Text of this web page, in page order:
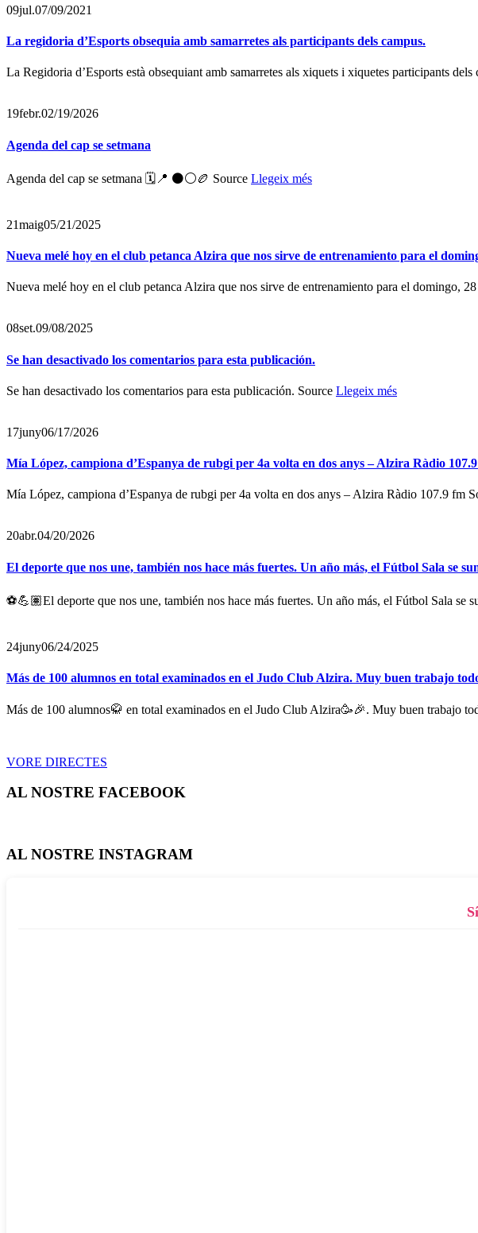
09jul.07/09/2021
La regidoria d’Esports obsequia amb samarretes als participants dels campus.
La Regidoria d’Esports està obsequiant amb samarretes als xiquets i xiquetes participants dels
19febr.02/19/2026
Agenda del cap se setmana
Agenda del cap se setmana 🗓️📍 ⚫️⚪️🏉 Source Llegeix més
21maig05/21/2025
Nueva melé hoy en el club petanca Alzira que nos sirve de entrenamiento para el
Nueva melé hoy en el club petanca Alzira que nos sirve de entrenamiento para el domingo,
08set.09/08/2025
Se han desactivado los comentarios para esta publicación.
Se han desactivado los comentarios para esta publicación. Source Llegeix més
17juny06/17/2026
Mía López, campiona d’Espanya de rubgi per 4a volta en dos anys – Alzira Ràdio
Mía López, campiona d’Espanya de rubgi per 4a volta en dos anys – Alzira Ràdio 107.9 fm
20abr.04/20/2026
El deporte que nos une, también nos hace más fuertes. Un año más, el Fútbol Sala se
⚽️💪🏽El deporte que nos une, también nos hace más fuertes. Un año más, el Fútbol Sala se
24juny06/24/2025
Más de 100 alumnos en total examinados en el Judo Club Alzira. Muy buen trabajo
Más de 100 alumnos🥋 en total examinados en el Judo Club Alzira🥳🎉. Muy buen trabajo
VORE DIRECTES
AL NOSTRE FACEBOOK
AL NOSTRE INSTAGRAM